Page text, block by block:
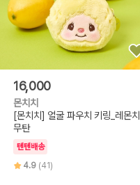
16,000
몬치치
[몬치치] 얼굴 파우치 키링_레몬치
무탄
텐텐배송
4.9 (41)